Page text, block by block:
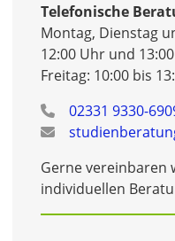
Telefonische
Montag, Dienstag
12:00 Uhr und
Freitag: 10:00 bis
02331 9330-
Gerne vereinbaren
individuellen